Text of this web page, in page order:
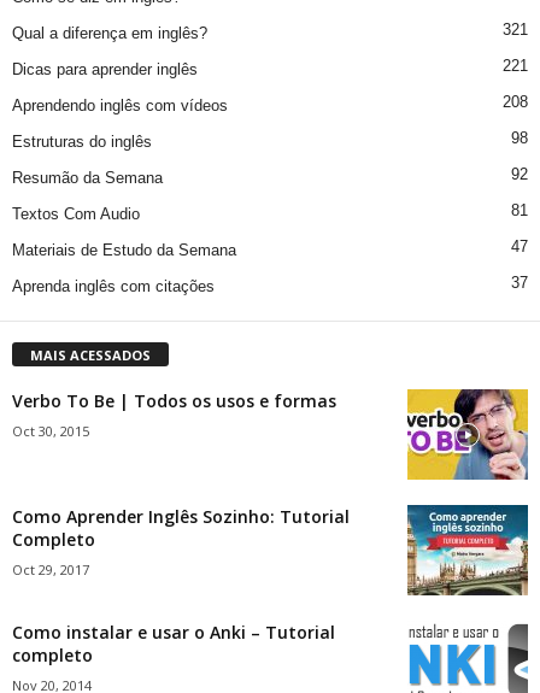
Qual a diferença em inglês? 321
Dicas para aprender inglês 221
Aprendendo inglês com vídeos 208
Estruturas do inglês 98
Resumão da Semana 92
Textos Com Audio 81
Materiais de Estudo da Semana 47
Aprenda inglês com citações 37
MAIS ACESSADOS
Verbo To Be | Todos os usos e formas
Oct 30, 2015
Como Aprender Inglês Sozinho: Tutorial
Completo
Oct 29, 2017
Como instalar e usar o Anki – Tutorial
completo
Nov 20, 2014